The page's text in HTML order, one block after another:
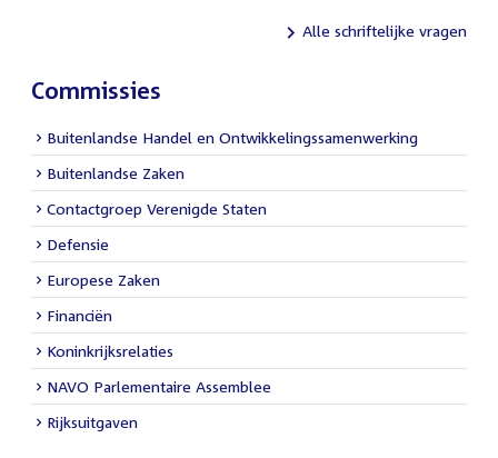
Alle schriftelijke vragen
Commissies
Buitenlandse Handel en Ontwikkelingssamenwerking
Buitenlandse Zaken
Contactgroep Verenigde Staten
Defensie
Europese Zaken
Financiën
Koninkrijksrelaties
NAVO Parlementaire Assemblee
Rijksuitgaven